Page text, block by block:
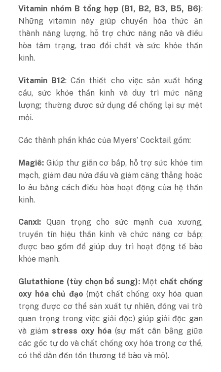
Vitamin nhóm B tổng hợp (B1, B2, B3, B5, B6):
Những vitamin này giúp chuyển hóa thức ăn
thành năng lượng, hỗ trợ chức năng não và điều
hòa tâm trạng, trao đổi chất và sức khỏe thần
kinh.
Vitamin B12: Cần thiết cho việc sản xuất hồng
cầu, sức khỏe thần kinh và duy trì mức năng
lượng; thường được sử dụng để chống lại sự mệt
mỏi.
Các thành phần khác của Myers’ Cocktail gồm:
Magiê: Giúp thư giãn cơ bắp, hỗ trợ sức khỏe tim
mạch, giảm đau nửa đầu và giảm căng thẳng hoặc
lo âu bằng cách điều hòa hoạt động của hệ thần
kinh.
Canxi: Quan trọng cho sức mạnh của xương,
truyền tín hiệu thần kinh và chức năng cơ bắp;
được bao gồm để giúp duy trì hoạt động tế bào
khỏe mạnh.
Glutathione (tùy chọn bổ sung):Một chất chống
oxy hóa chủ đạo (một chất chống oxy hóa quan
trọng được cơ thể sản xuất tự nhiên, đóng vai trò
quan trọng trong việc giải độc) giúp giải độc gan
và giảm stress oxy hóa (sự mất cân bằng giữa
các gốc tự do và chất chống oxy hóa trong cơ thể,
có thể dẫn đến tổn thương tế bào và mô).